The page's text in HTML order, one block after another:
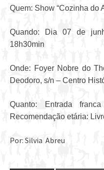
Quem: Show “Cozinha do
Quando: Dia 07 de
18h30min
Onde: Foyer Nobre do
Deodoro, s/n – Centro
Quanto: Entrada
Recomendação etária:
Por: Silvia Abreu